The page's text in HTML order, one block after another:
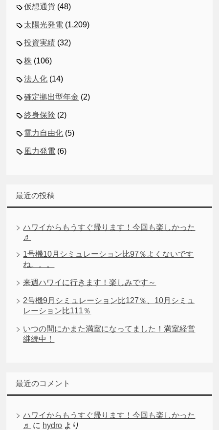
仮想通貨 (48)
太陽光発電 (1,209)
投資実績 (32)
株 (106)
法人化 (14)
確定拠出型年金 (2)
終身保険 (2)
電力自由化 (5)
風力発電 (6)
最近の投稿
ハワイからもうすぐ帰ります！今回も楽しかった
♬
1号機10月シミュレーション比97％よくないです
ね。。。
来週ハワイに行きます！楽しみです～
2号機9月シミュレーション比127％、10月シミュ
レーション比111％
いつの間にかまた満室になってました！満室経営
継続中！
最近のコメント
ハワイからもうすぐ帰ります！今回も楽しかった
♬
に hydro より